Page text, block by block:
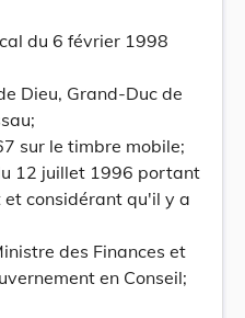
du 6 février 1998
Dieu, Grand-Duc de
sur le timbre mobile;
12 juillet 1996 portant
et considérant qu'il y a
des Finances et
en Conseil;